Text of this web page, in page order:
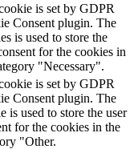
is set by GDPR
Consent plugin. The
is used to store the
for the cookies in
"Necessary".
is set by GDPR
Consent plugin. The
is used to store the user
for the cookies in the
"Other.